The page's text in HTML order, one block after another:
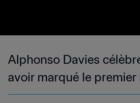
Alphonso Davies
avoir marqué le
l'histoire du Canada en